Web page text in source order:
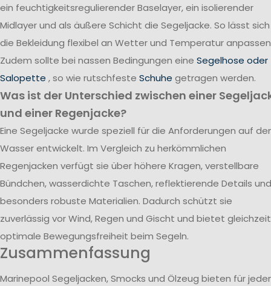
ein feuchtigkeitsregulierender Baselayer, ein isolierender
Midlayer und als äußere Schicht die Segeljacke. So lässt sich
die Bekleidung flexibel an Wetter und Temperatur
Zudem sollte bei nassen Bedingungen eine Segelhose oder
Salopette , so wie rutschfeste Schuhe getragen werden.
Was ist der Unterschied zwischen einer
und einer Regenjacke?
Eine Segeljacke wurde speziell für die Anforderungen auf
Wasser entwickelt. Im Vergleich zu herkömmlichen
Regenjacken verfügt sie über höhere Kragen, verstellbare
Bündchen, wasserdichte Taschen, reflektierende Details und
besonders robuste Materialien. Dadurch schützt sie
zuverlässig vor Wind, Regen und Gischt und bietet
optimale Bewegungsfreiheit beim Segeln.
Zusammenfassung
Marinepool Segeljacken, Smocks und Ölzeug bieten für